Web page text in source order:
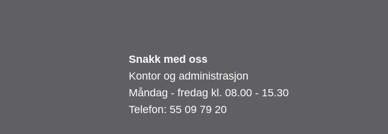
Snakk med oss
Kontor og administrasjon
Måndag - fredag kl. 08.00 - 15.30
Telefon: 55 09 79 20